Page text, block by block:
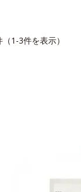
1-3件を表示）